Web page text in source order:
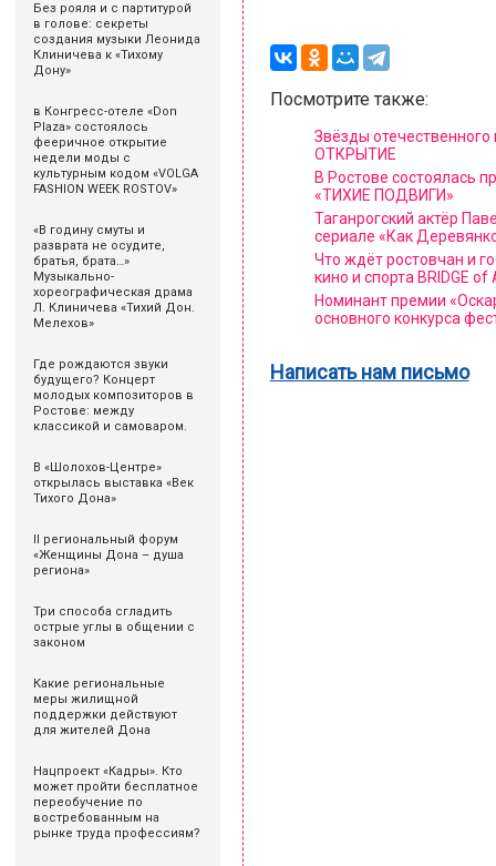
Без рояля и с партитурой
в голове: секреты
создания музыки Леонида
Клиничева к «Тихому
Дону»
в Конгресс-отеле «Don
Plaza» состоялось
фееричное открытие
недели моды с
культурным кодом «VOLGA
FASHION WEEK ROSTOV»
«В годину смуты и
разврата не осудите,
братья, брата…»
Музыкально-
хореографическая драма
Л. Клиничева «Тихий Дон.
Мелехов»
Где рождаются звуки
будущего? Концерт
молодых композиторов в
Ростове: между
классикой и самоваром.
В «Шолохов-Центре»
открылась выставка «Век
Тихого Дона»
II региональный форум
«Женщины Дона – душа
региона»
Три способа сгладить
острые углы в общении с
законом
Какие региональные
меры жилищной
поддержки действуют
для жителей Дона
Нацпроект «Кадры». Кто
может пройти бесплатное
переобучение по
востребованным на
рынке труда профессиям?
Посмотрите также:
Звёзды
ОТКРЫТИЕ
В Ростове состоялась
«ТИХИЕ ПОДВИГИ»
Таганрогский актёр
сериале «Как
Что ждёт ростовчан и
кино и спорта BRIDGE of
Номинант премии
основного конкурса
Написать нам письмо